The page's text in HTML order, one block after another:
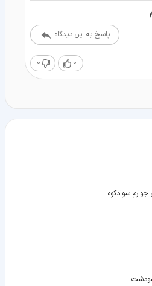
پاسخ به این دیدگاه
0
0
سوادکوه